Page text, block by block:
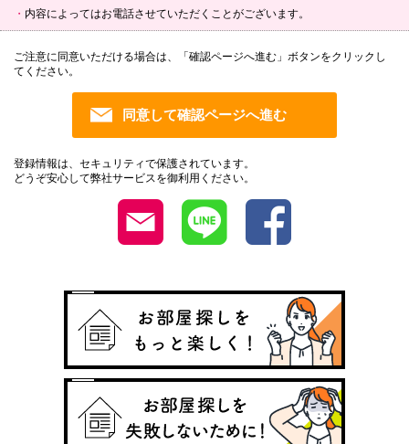
内容によってはお電話させていただくことがございます。
ご注意に同意いただける場合は、「確認ページへ進む」ボタンをクリックし
てください。
登録情報は、セキュリティで保護されています。
どうぞ安心して弊社サービスを御利用ください。